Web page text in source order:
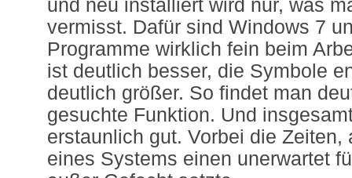
und neu installiert wird nur, was
vermisst. Dafür sind Windows 7
Programme wirklich fein beim
ist deutlich besser, die Symbole
deutlich größer. So findet man
gesuchte Funktion. Und
erstaunlich gut. Vorbei die Zeiten,
eines Systems einen unerwartet